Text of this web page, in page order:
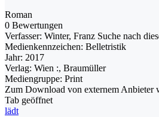
Roman
0 Bewertungen
Verfasser: Winter, Franz Suche nach
Medienkennzeichen: Belletristik
Jahr: 2017
Verlag: Wien :, Braumüller
Mediengruppe: Print
Zum Download von externem Anbieter
Tab geöffnet
lädt